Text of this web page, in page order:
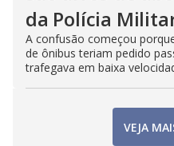
da Polícia
A confusão começou
de ônibus teriam pedido
trafegava em baixa
VEJA